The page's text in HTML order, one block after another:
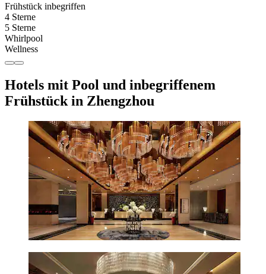
Frühstück inbegriffen
4 Sterne
5 Sterne
Whirlpool
Wellness
Hotels mit Pool und inbegriffenem
Frühstück in Zhengzhou